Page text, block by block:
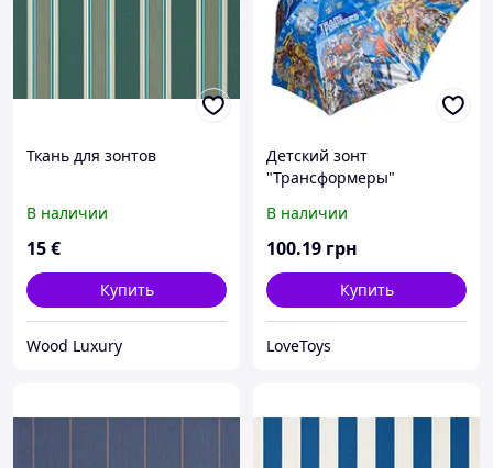
Ткань для зонтов
В наличии
15€
Купить
Wood Luxury
Детский зонт
"Трансформеры"
В наличии
100.19 грн
Купить
LoveToys